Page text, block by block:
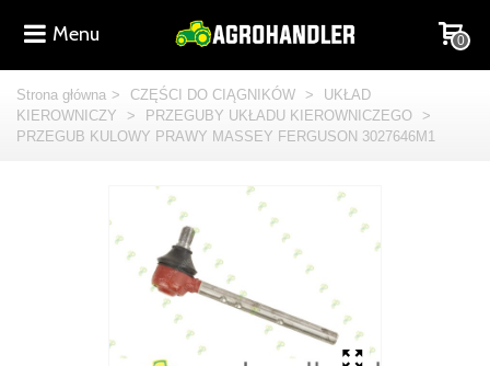
Menu 0
Strona główna > CZĘŚCI DO CIĄGNIKÓW >
UKŁAD
KIEROWNICZY
> PRZEGUBY UKŁADU KIEROWNICZEGO
>
PRZEGUB KULOWY PRAWY MASSEY FERGUSON 3027646M1